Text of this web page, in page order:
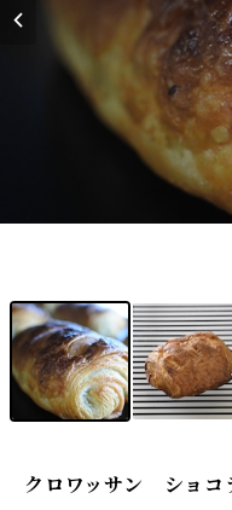
クロワッサン ショコ